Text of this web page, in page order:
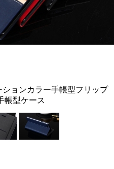
ションカラー手帳型フリップ
帳型ケース